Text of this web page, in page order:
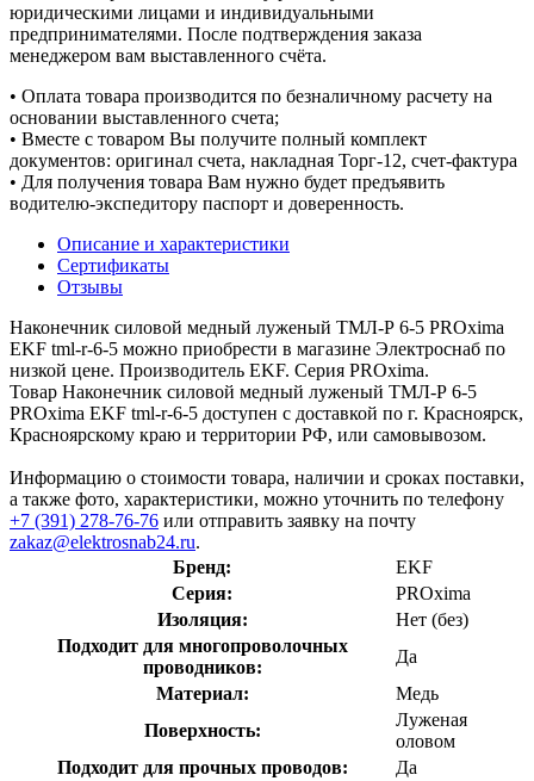
юридическими лицами и индивидуальными
предпринимателями. После подтверждения заказа
менеджером вам выставленного счёта.
• Оплата товара производится по безналичному расчету на
основании выставленного счета;
• Вместе с товаром Вы получите полный комплект
документов: оригинал счета, накладная Торг-12, счет-фактура
• Для получения товара Вам нужно будет предъявить
водителю-экспедитору паспорт и доверенность.
Описание и характеристики
Сертификаты
Отзывы
Наконечник силовой медный луженый ТМЛ-Р 6-5 PROxima
EKF tml-r-6-5 можно приобрести в магазине Электроснаб по
низкой цене. Производитель EKF. Серия PROxima.
Товар Наконечник силовой медный луженый ТМЛ-Р 6-5
PROxima EKF tml-r-6-5 доступен с доставкой по г. Красноярск,
Красноярскому краю и территории РФ, или самовывозом.
Информацию о стоимости товара, наличии и сроках поставки,
а также фото, характеристики, можно уточнить по телефону
+7 (391) 278-76-76 или отправить заявку на почту
zakaz@elektrosnab24.ru.
Бренд:
EKF
Серия:
PROxima
Изоляция:
Нет (без)
Подходит для многопроволочных
проводников:
Да
Материал:
Медь
Поверхность:
Луженая
оловом
Подходит для прочных проводов:
Да